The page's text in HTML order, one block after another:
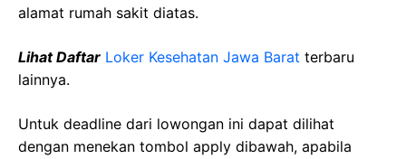
alamat rumah sakit diatas.
Lihat Daftar Loker Kesehatan Jawa Barat terbaru
lainnya.
Untuk deadline dari lowongan ini dapat dilihat
dengan menekan tombol apply dibawah, apabila